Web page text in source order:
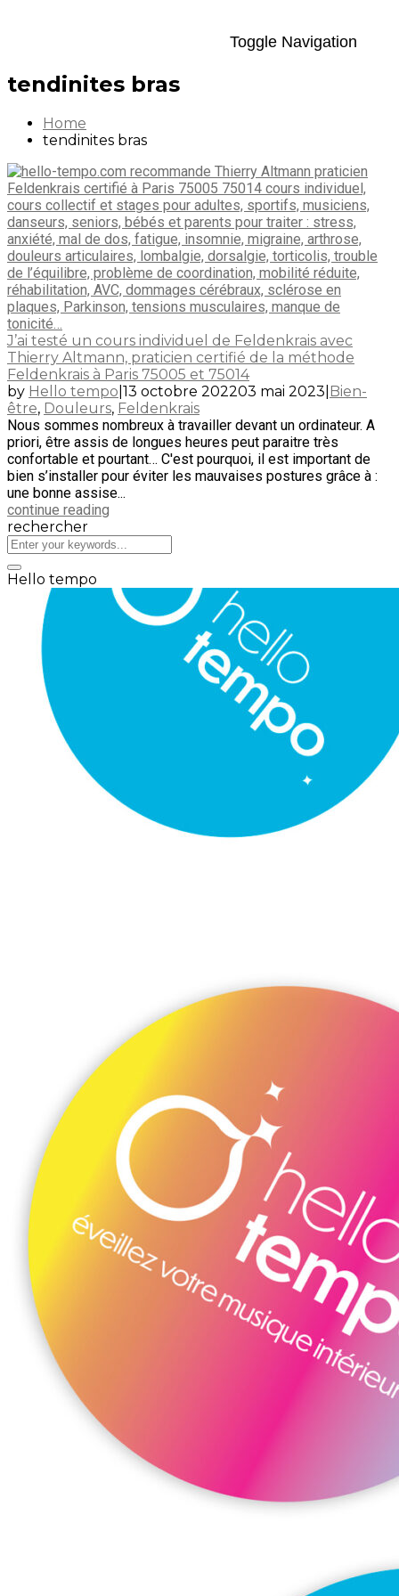
Toggle Navigation
tendinites bras
Home
tendinites bras
J’ai testé un cours individuel de Feldenkrais avec
Thierry Altmann, praticien certifié de la méthode
Feldenkrais à Paris 75005 et 75014
by Hello tempo 13 octobre 202203 mai 2023 Bien-
être, Douleurs, Feldenkrais
Nous sommes nombreux à travailler devant un ordinateur. A
priori, être assis de longues heures peut paraitre très
confortable et pourtant… C'est pourquoi, il est important de
bien s’installer pour éviter les mauvaises postures grâce à :
une bonne assise...
continue reading
rechercher
Hello tempo